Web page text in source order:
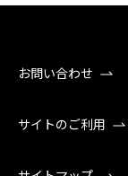
お問い合わせ
サイトのご利用